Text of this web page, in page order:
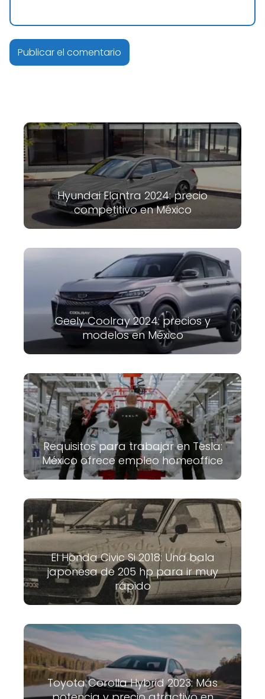
Hyundai Elantra 2024: precio
competitivo en México
Geely Coolray 2024: precios y
modelos en México
Requisitos para trabajar en Tesla:
México ofrece empleo homeoffice
El Honda Civic Si 2018: Una bala
japonesa de 205 hp para ir muy
rápido
Toyota Corolla Hybrid 2023: Más